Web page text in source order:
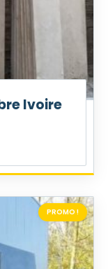
Ivoire
PROMO !